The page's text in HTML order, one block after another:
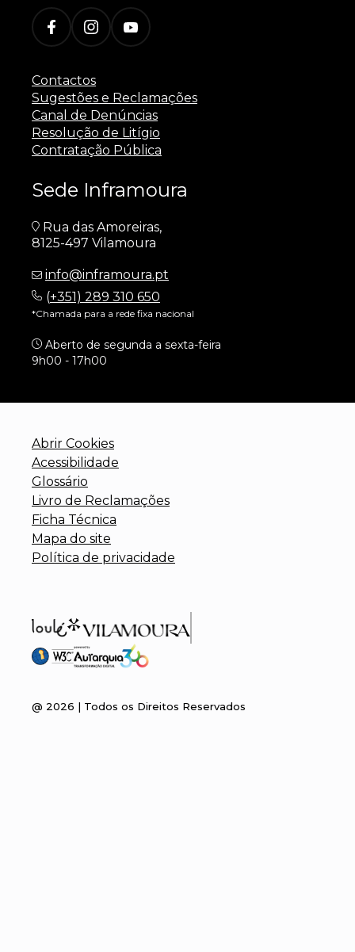
Contactos
Sugestões e Reclamações
Canal de Denúncias
Resolução de Litígio
Contratação Pública
Sede Inframoura
Rua das Amoreiras,
8125-497 Vilamoura
info@inframoura.pt
(+351) 289 310 650
*Chamada para a rede fixa nacional
Aberto de segunda a sexta-feira
9h00 - 17h00
Abrir Cookies
Acessibilidade
Glossário
Livro de Reclamações
Ficha Técnica
Mapa do site
Política de privacidade
@ 2026 | Todos os Direitos Reservados